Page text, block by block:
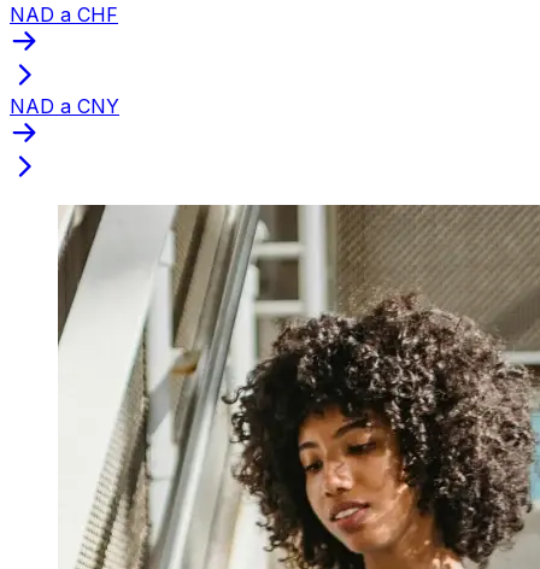
NAD a CHF
NAD a CNY